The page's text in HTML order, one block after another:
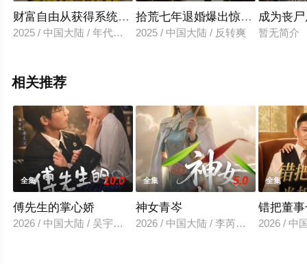
财富自由从获得系统开始
2025 / 中国大陆 / 年代穿越
拾荒七年退婚爆出惊天身份
2025 / 中国大陆 / 反转爽
成为丧
暂无简介
相关推荐
全集 10.0
傅先生的掌心娇
2026 / 中国大陆 / 吴宇航＆郑千亦
全集 5.0
神女青岑
2026 / 中国大陆 / 李芮峤＆张媛媛
全集
错把董
2026 / 中